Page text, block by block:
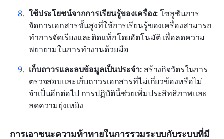
ใช้ประโยชน์จากการเรียนรู้ของเครื่อง: โซลูชันการ
จัดการเอกสารขั้นสูงที่ใช้การเรียนรู้ของเครื่องสามารถ
ทำการจัดเรียงและติดแท็กโดยอัตโนมัติ เพื่อลดความ
พยายามในการทำงานด้วยมือ
เก็บถาวรและลบข้อมูลเป็นประจำ: สร้างกิจวัตรในการ
ตรวจสอบและเก็บถาวรเอกสารที่ไม่เกี่ยวข้องหรือไม่
จำเป็นอีกต่อไป การปฏิบัตินี้ช่วยเพิ่มประสิทธิภาพและ
ลดความยุ่งเหยิง
การเอาชนะความท้าทายในการรวมระบบกับระบบที่มี